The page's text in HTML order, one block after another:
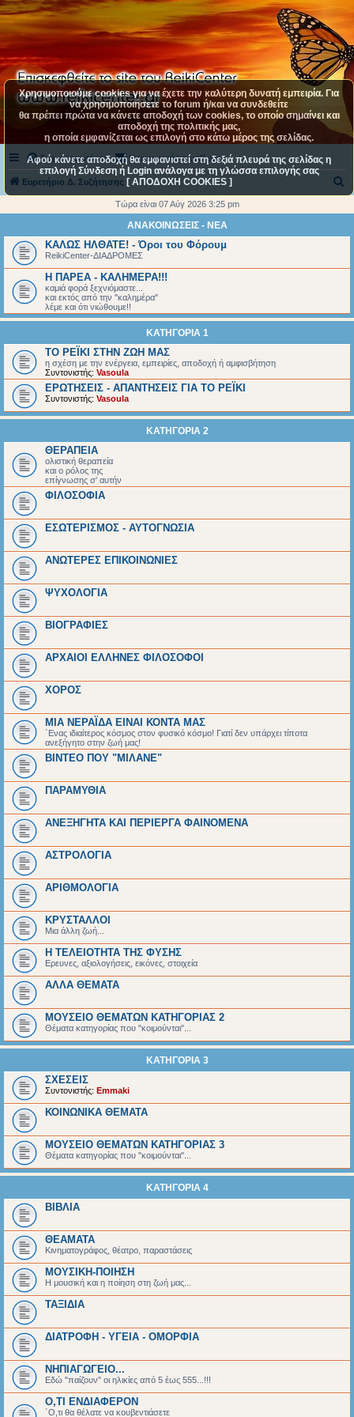
Συχνές ερωτήσεις Επικοινωνήστε μαζί μας
Ευρετήριο Δ. Συζήτησης
ζ
σ
Τώρα είναι 07 Αύγ 2026 3:25 pm
ΑΝΑΚΟΙΝΩΣΕΙΣ - ΝΕΑ
ΚΑΛΩΣ ΗΛΘΑΤΕ! - Όροι του Φόρουμ
ReikiCenter-ΔΙΑΔΡΟΜΕΣ
Η ΠΑΡΕΑ - ΚΑΛΗΜΕΡΑ!!!
καμιά φορά ξεχνιόμαστε...
και εκτός από την "καλημέρα"
λέμε και ότι νιώθουμε!!
ΚΑΤΗΓΟΡΙΑ 1
ΤΟ ΡΕΪΚΙ ΣΤΗΝ ΖΩΗ ΜΑΣ
η σχέση με την ενέργεια, εμπειρίες, αποδοχή ή αμφισβήτηση
Συντονιστής: Vasoula
ΕΡΩΤΗΣΕΙΣ - ΑΠΑΝΤΗΣΕΙΣ ΓΙΑ ΤΟ ΡΕΪΚΙ
Συντονιστής: Vasoula
ΚΑΤΗΓΟΡΙΑ 2
ΘΕΡΑΠΕΙΑ
ολιστική θεραπεία
και ο ρόλος της
επίγνωσης σ' αυτήν
ΦΙΛΟΣΟΦΙΑ
ΕΣΩΤΕΡΙΣΜΟΣ - ΑΥΤΟΓΝΩΣΙΑ
ΑΝΩΤΕΡΕΣ ΕΠΙΚΟΙΝΩΝΙΕΣ
ΨΥΧΟΛΟΓΙΑ
BIOΓΡΑΦΙΕΣ
ΑΡΧΑΙΟΙ EΛΛΗΝΕΣ ΦΙΛΟΣΟΦΟΙ
ΧΟΡΟΣ
ΜΙΑ ΝΕΡΑΪΔΑ ΕΙΝΑΙ ΚΟΝΤΑ ΜΑΣ
΄Ενας ιδιαίτερος κόσμος στον φυσικό κόσμο! Γιατί δεν υπάρχει τίποτα
ανεξήγητο στην ζωή μας!
ΒΙΝΤΕΟ ΠΟΥ "ΜΙΛΑΝΕ"
ΠΑΡΑΜΥΘΙΑ
ΑΝΕΞΗΓΗΤΑ ΚΑΙ ΠΕΡΙΕΡΓΑ ΦΑΙΝΟΜΕΝΑ
ΑΣΤΡΟΛΟΓΙΑ
ΑΡΙΘΜΟΛΟΓΙΑ
ΚΡΥΣΤΑΛΛΟΙ
Μια άλλη ζωή...
Η ΤΕΛΕΙΟΤΗΤΑ ΤΗΣ ΦΥΣΗΣ
Ερευνες, αξιολογήσεις, εικόνες, στοιχεία
ΑΛΛΑ ΘΕΜΑΤΑ
ΜΟΥΣΕΙΟ ΘΕΜΑΤΩΝ ΚΑΤΗΓΟΡΙΑΣ 2
Θέματα κατηγορίας που "κοιμούνται"...
ΚΑΤΗΓΟΡΙΑ 3
ΣΧΕΣΕΙΣ
Συντονιστής: Emmaki
ΚΟΙΝΩΝΙΚΑ ΘΕΜΑΤΑ
ΜΟΥΣΕΙΟ ΘΕΜΑΤΩΝ ΚΑΤΗΓΟΡΙΑΣ 3
Θέματα κατηγορίας που "κοιμούνται"...
ΚΑΤΗΓΟΡΙΑ 4
ΒΙΒΛΙΑ
ΘΕΑΜΑΤΑ
Κινηματογράφος, θέατρο, παραστάσεις
ΜΟΥΣΙΚΗ-ΠΟΙΗΣΗ
Η μουσική και η ποίηση στη ζωή μας...
ΤΑΞΙΔΙΑ
ΔΙΑΤΡΟΦΗ - ΥΓΕΙΑ - ΟΜΟΡΦΙΑ
ΝΗΠΙΑΓΩΓΕΙΟ...
Εδώ "παίζουν" οι ηλικίες από 5 έως 555...!!!
Ο,ΤΙ ΕΝΔΙΑΦΕΡΟΝ
΄Ο,τι θα θέλατε να κουβεντιάσετε
Χρησιμοποιούμε cookies για να έχετε την καλύτερη δυνατή εμπειρία. Για
να χρησιμοποιήσετε το forum ή/και να συνδεθείτε
θα πρέπει πρώτα να κάνετε αποδοχή των cookies, το οποίο σημαίνει και
αποδοχή της πολιτικής μας,
η οποία εμφανίζεται ως επιλογή στο κάτω μέρος της σελίδας.
Αφού κάνετε αποδοχή θα εμφανιστεί στη δεξιά πλευρά της σελίδας η
επιλογή Σύνδεση ή Login ανάλογα με τη γλώσσα επιλογής σας
[ ΑΠΟΔΟΧΗ COOKIES ]